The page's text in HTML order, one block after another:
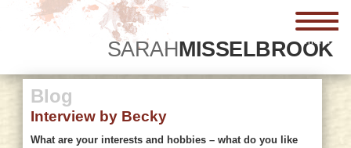
SARAHMISSELBROOK
Blog
Interview by Becky
What are your interests and hobbies – what do you like
menu